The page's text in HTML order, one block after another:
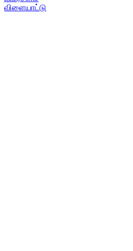
விளையாட்டு